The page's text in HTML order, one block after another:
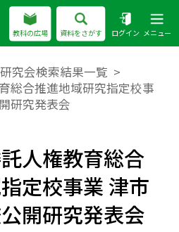
教科の広場 資料をさがす ログイン メニュー
研究会検索結果一覧
総合推進地域研究指定校事
研究発表会
人権教育総合
定校事業 津市
開研究発表会